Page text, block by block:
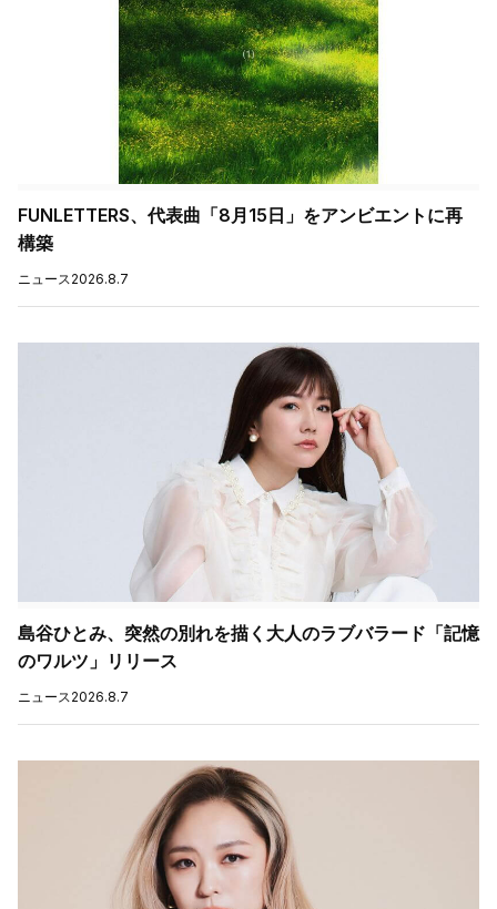
FUNLETTERS、代表曲「8月15日」をアンビエントに再
構築
ニュース2026.8.7
島谷ひとみ、突然の別れを描く大人のラブバラード「記憶
のワルツ」リリース
ニュース2026.8.7